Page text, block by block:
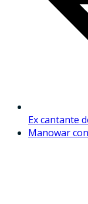
Ex cantante
Manowar